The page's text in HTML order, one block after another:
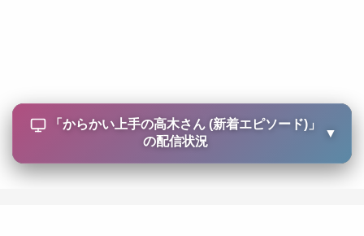
「 からかい上手の高木さん (新着エピソード)」
の配信状況
▼